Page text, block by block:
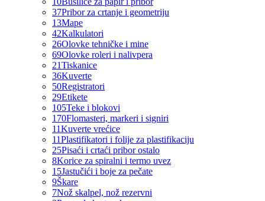
37Pribor za crtanje i geometriju
13Mape
42Kalkulatori
26Olovke tehničke i mine
69Olovke roleri i nalivpera
21Tiskanice
36Kuverte
50Registratori
29Etikete
105Teke i blokovi
170Flomasteri, markeri i signiri
11Kuverte vrećice
11Plastifikatori i folije za plastifikaciju
25Pisaći i crtaći pribor ostalo
8Korice za spiralni i termo uvez
15Jastučići i boje za pečate
9Škare
7Nož skalpel, nož rezervni